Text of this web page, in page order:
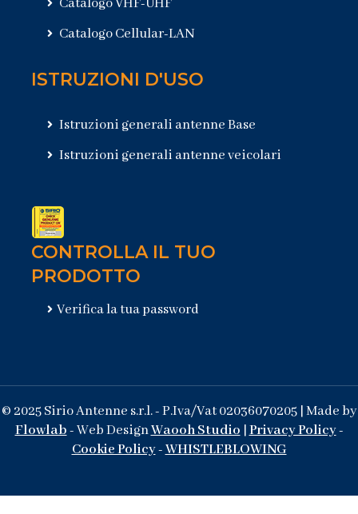
Catalogo VHF-UHF
Catalogo Cellular-LAN
ISTRUZIONI D'USO
Istruzioni generali antenne Base
Istruzioni generali antenne veicolari
CONTROLLA IL TUO
PRODOTTO
Verifica la tua password
© 2025 Sirio Antenne s.r.l. - P.Iva/Vat 02036070205 | Made by
Flowlab- Web DesignWaooh Studio|Privacy Policy-
Cookie Policy-WHISTLEBLOWING